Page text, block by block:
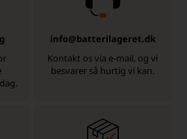
info@batterilageret.dk
Kontakt os via e-mail, og vi
besvarer så hurtig vi kan.